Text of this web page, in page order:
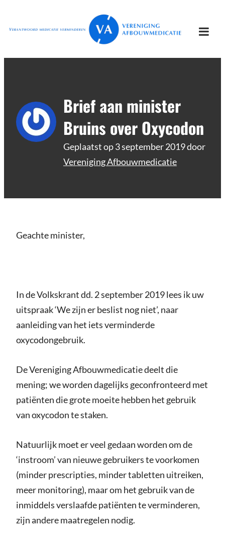
naar
inhoud
Vereniging
Afbouwmedicatie
Verantwoord afbouwen
Brief aan minister
Bruins over Oxycodon
Geplaatst op3 september 2019door
Vereniging Afbouwmedicatie
Geachte minister,
In de Volkskrant dd. 2 september 2019 lees ik uw
uitspraak ‘We zijn er beslist nog niet’, naar
aanleiding van het iets verminderde
oxycodongebruik.
De Vereniging Afbouwmedicatie deelt die
mening; we worden dagelijks geconfronteerd met
patiënten die grote moeite hebben het gebruik
van oxycodon te staken.
Natuurlijk moet er veel gedaan worden om de
‘instroom’ van nieuwe gebruikers te voorkomen
(minder prescripties, minder tabletten uitreiken,
meer monitoring), maar om het gebruik van de
inmiddels verslaafde patiënten te verminderen,
zijn andere maatregelen nodig.